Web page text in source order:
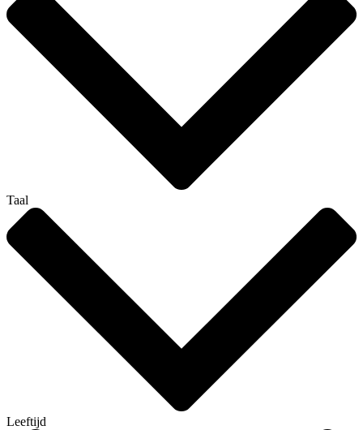
Taal
Leeftijd